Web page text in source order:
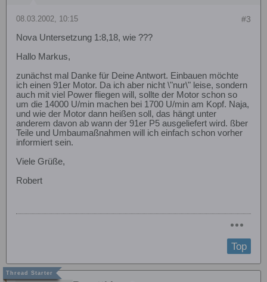
#3
08.03.2002, 10:15
Nova Untersetzung 1:8,18, wie ???
Hallo Markus,
zunächst mal Danke für Deine Antwort. Einbauen möchte
ich einen 91er Motor. Da ich aber nicht \"nur\" leise, sondern
auch mit viel Power fliegen will, sollte der Motor schon so
um die 14000 U/min machen bei 1700 U/min am Kopf. Naja,
und wie der Motor dann heißen soll, das hängt unter
anderem davon ab wann der 91er P5 ausgeliefert wird. ßber
Teile und Umbaumaßnahmen will ich einfach schon vorher
informiert sein.
Viele Grüße,
Robert
Top